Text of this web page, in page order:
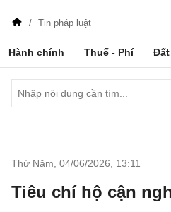
Tin pháp luật
Hành chính Thuế - Phí Đất
Thứ Năm, 04/06/2026 13:11
Tiêu chí hộ cận